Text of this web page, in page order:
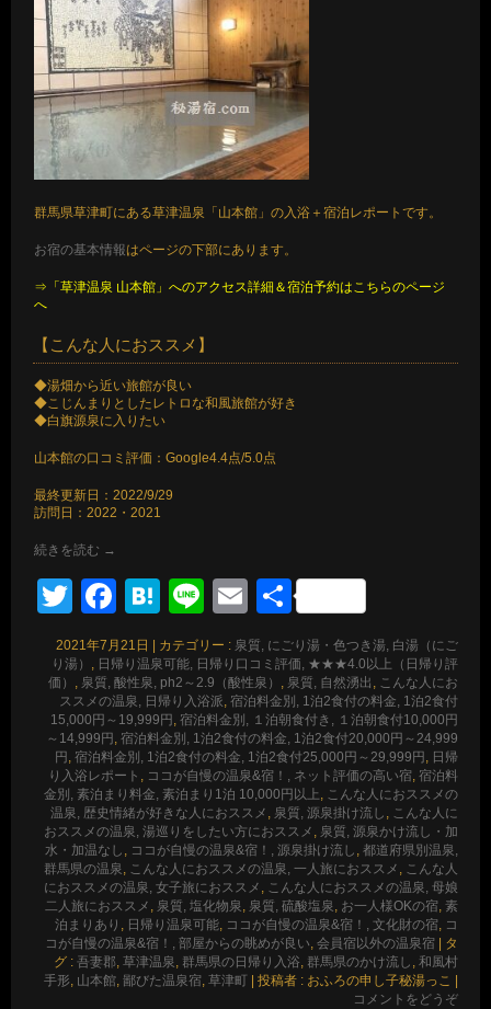
群馬県草津町にある草津温泉「山本館」の入浴＋宿泊レポートです。
お宿の基本情報はページの下部にあります。
⇒「草津温泉 山本館」へのアクセス詳細＆宿泊予約はこちらのページ
へ
【こんな人におススメ】
◆湯畑から近い旅館が良い
◆こじんまりとしたレトロな和風旅館が好き
◆白旗源泉に入りたい
山本館の口コミ評価：Google4.4点/5.0点
最終更新日：2022/9/29
訪問日：2022・2021
続きを読む →
TwitterFacebook
Hatena
LineEmail
共
有
2021年7月21日 カテゴリー : 泉質, にごり湯・色つき湯, 白湯（にご
り湯） , 日帰り温泉可能, 日帰り口コミ評価, ★★★4.0以上（日帰り評
価） , 泉質, 酸性泉, ph2～2.9（酸性泉） , 泉質, 自然湧出 , こんな人にお
ススメの温泉, 日帰り入浴派, 宿泊料金別, 1泊2食付の料金, 1泊2食付
15,000円～19,999円 , 宿泊料金別, １泊朝食付き, １泊朝食付10,000円
～14,999円 , 宿泊料金別, 1泊2食付の料金, 1泊2食付20,000円～24,999
円 , 宿泊料金別, 1泊2食付の料金, 1泊2食付25,000円～29,999円 , 日帰
り入浴レポート , ココが自慢の温泉&宿！, ネット評価の高い宿, 宿泊料
金別, 素泊まり料金, 素泊まり1泊 10,000円以上, こんな人におススメの
温泉, 歴史情緒が好きな人におススメ , 泉質, 源泉掛け流し , こんな人に
おススメの温泉, 湯巡りをしたい方におススメ , 泉質, 源泉かけ流し・加
水・加温なし , ココが自慢の温泉&宿！, 源泉掛け流し , 都道府県別温泉,
群馬県の温泉, こんな人におススメの温泉, 一人旅におススメ , こんな人
におススメの温泉, 女子旅におススメ , こんな人におススメの温泉, 母娘
二人旅におススメ , 泉質, 塩化物泉, 泉質, 硫酸塩泉, お一人様OKの宿, 素
泊まりあり , 日帰り温泉可能, ココが自慢の温泉&宿！, 文化財の宿, コ
コが自慢の温泉&宿！, 部屋からの眺めが良い, 会員宿以外の温泉宿
タ
グ : 吾妻郡, 草津温泉, 群馬県の日帰り入浴, 群馬県のかけ流し , 和風村
手形, 山本館, 鄙びた温泉宿, 草津町 投稿者 : おふろの申し子秘湯っこ
コメントをどうぞ